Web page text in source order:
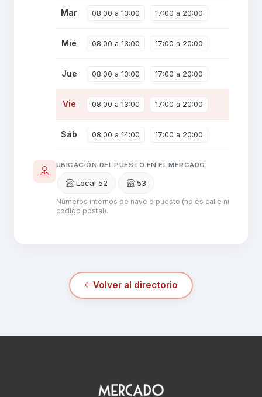
Mar 08:00 a 13:00 17:00 a 20:00
Mié 08:00 a 13:00 17:00 a 20:00
Jue 08:00 a 13:00 17:00 a 20:00
Vie 08:00 a 13:00 17:00 a 20:00
Sáb 08:00 a 14:00 17:00 a 20:00
UBICACIÓN DEL PUESTO EN EL MERCADO
Local 52 53
Números internos de nave o puesto (no es calle ni
código postal).
Volver al directorio